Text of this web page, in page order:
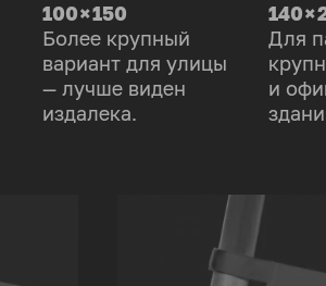
100 × 150
Более крупный
вариант для улицы
— лучше виден
издалека.
140 ×
Для
и